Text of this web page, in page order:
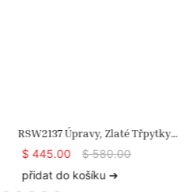
RSW2137 Úpravy, Zlaté Třpytky,
Třpytky, Krajka, 3D Krajka,
Květinovým Vzorem, Štrasové,
$ 445.00 $580.00
přidat do košíku ➔